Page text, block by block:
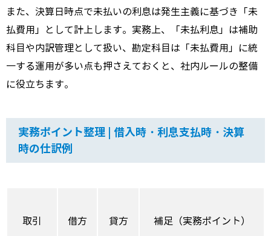
また、決算日時点で未払いの利息は発生主義に基づき「未
払費用」として計上します。実務上、「未払利息」は補助
科目や内訳管理として扱い、勘定科目は「未払費用」に統
一する運用が多い点も押さえておくと、社内ルールの整備
に役立ちます。
実務ポイント整理 | 借入時・利息支払時・決算
時の仕訳例
取引 借方 貸方 補足（実務ポイント）